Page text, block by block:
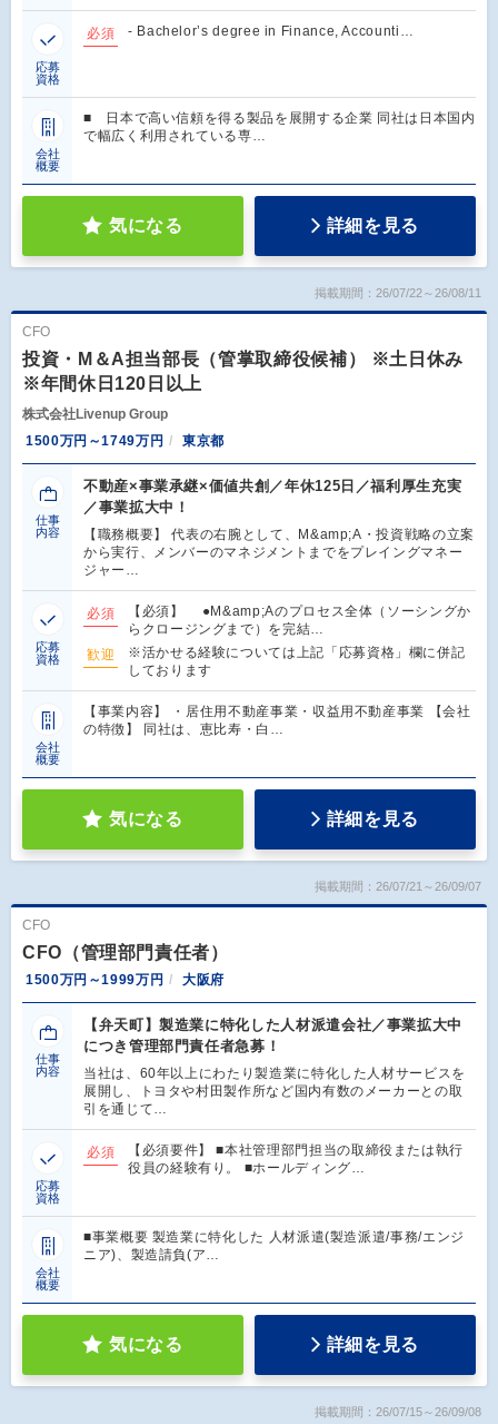
応募
資格
必須 - Bachelor’s degree in Finance, Accounti…
会社
概要
■ 日本で高い信頼を得る製品を展開する企業 同社は日本国内
で幅広く利用されている専…
気になる 詳細を見る
掲載期間：26/07/22～26/08/11
CFO
投資・M＆A担当部長（管掌取締役候補） ※土日休み
※年間休日120日以上
株式会社Livenup Group
1500万円～1749万円
東京都
仕事
内容
不動産×事業承継×価値共創／年休125日／福利厚生充実
／事業拡大中！
【職務概要】 代表の右腕として、M&amp;A・投資戦略の立案
から実行、メンバーのマネジメントまでをプレイングマネー
ジャー…
応募
資格
必須
【必須】 ●M&amp;Aのプロセス全体（ソーシングか
らクロージングまで）を完結…
歓迎
※活かせる経験については上記「応募資格」欄に併記
しております
会社
概要
【事業内容】 ・居住用不動産事業・収益用不動産事業 【会社
の特徴】 同社は、恵比寿・白…
気になる 詳細を見る
掲載期間：26/07/21～26/09/07
CFO
CFO（管理部門責任者）
1500万円～1999万円 大阪府
仕事
内容
【弁天町】製造業に特化した人材派遣会社／事業拡大中
につき管理部門責任者急募！
当社は、60年以上にわたり製造業に特化した人材サービスを
展開し、トヨタや村田製作所など国内有数のメーカーとの取
引を通じて…
応募
資格
必須
【必須要件】 ■本社管理部門担当の取締役または執行
役員の経験有り。 ■ホールディング…
会社
概要
■事業概要 製造業に特化した 人材派遣(製造派遣/事務/エンジ
ニア)、製造請負(ア…
気になる 詳細を見る
掲載期間：26/07/15～26/09/08